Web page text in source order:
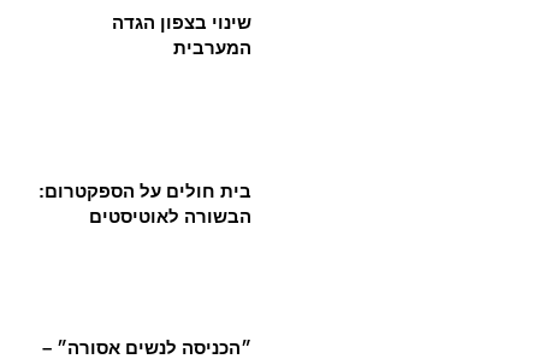
שינוי בצפון הגדה
המערבית
בית חולים על הספקטרום:
הבשורה לאוטיסטים
״הכניסה לנשים אסורה״ –